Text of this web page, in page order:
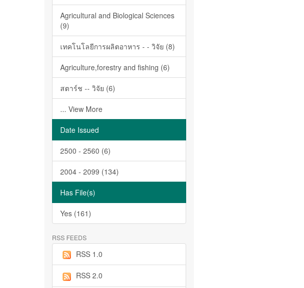
Agricultural and Biological Sciences
(9)
เทคโนโลยีการผลิตอาหาร - - วิจัย (8)
Agriculture,forestry and fishing (6)
สตาร์ช -- วิจัย (6)
... View More
Date Issued
2500 - 2560 (6)
2004 - 2099 (134)
Has File(s)
Yes (161)
RSS FEEDS
RSS 1.0
RSS 2.0